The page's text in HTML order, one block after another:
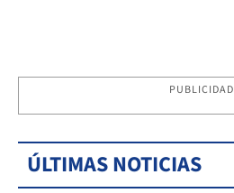
PUBLICIDAD
ÚLTIMAS NOTICIAS